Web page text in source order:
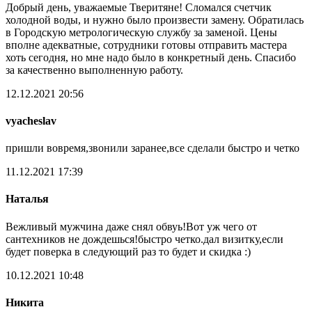
Добрый день, уважаемые Тверитяне! Сломался счетчик
холодной воды, и нужно было произвести замену. Обратилась
в Городскую метрологическую службу за заменой. Цены
вполне адекватные, сотрудники готовы отправить мастера
хоть сегодня, но мне надо было в конкретный день. Спасибо
за качественно выполненную работу.
12.12.2021 20:56
vyacheslav
пришли вовремя,звонили заранее,все сделали быстро и четко
11.12.2021 17:39
Наталья
Вежливый мужчина даже снял обвуь!Вот уж чего от
сантехников не дождешься!быстро четко.дал визитку,если
будет поверка в следующий раз то будет и скидка :)
10.12.2021 10:48
Никита